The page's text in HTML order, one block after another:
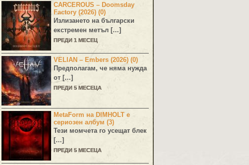
CARCEROUS – Doomsday
Factory (2026) (0)
Излизането на български
екстремен метъл […]
ПРЕДИ 1 МЕСЕЦ
VELIAN – Embers (2026) (0)
Предполагам, че няма нужда
от […]
ПРЕДИ 5 МЕСЕЦА
MetaForm на DIMHOLT е
сериозен албум (3)
Тези момчета го усещат блек
[…]
ПРЕДИ 5 МЕСЕЦА